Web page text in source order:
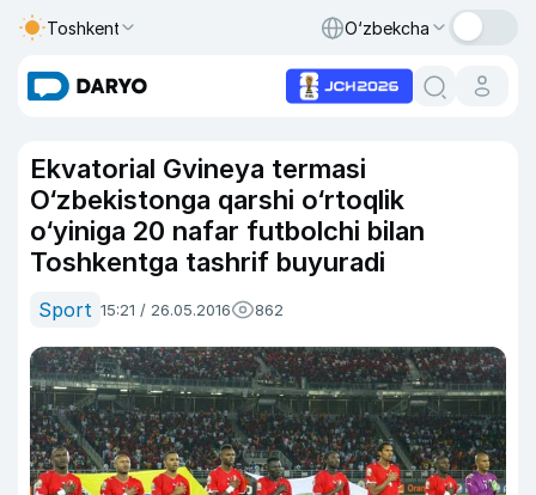
Toshkent O‘zbekcha
Ekvatorial Gvineya termasi
O‘zbekistonga qarshi o‘rtoqlik
o‘yiniga 20 nafar futbolchi bilan
Toshkentga tashrif buyuradi
Sport 15:21 / 26.05.2016 862